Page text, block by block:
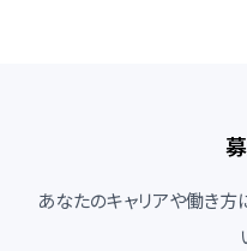
あなたのキャリアや働き方